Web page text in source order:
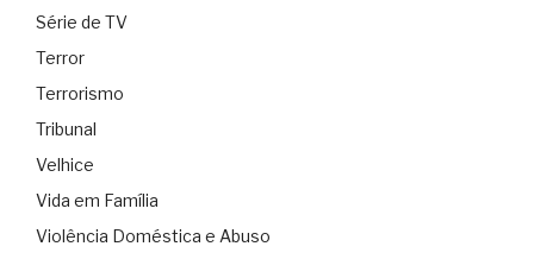
Série de TV
Terror
Terrorismo
Tribunal
Velhice
Vida em Família
Violência Doméstica e Abuso